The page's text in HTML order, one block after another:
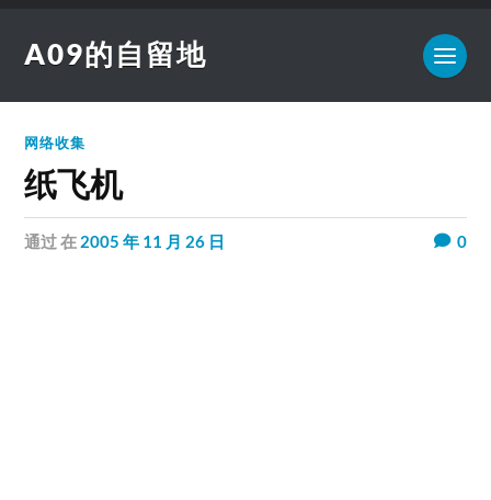
A09的自留地
网络收集
纸飞机
通过在 2005 年 11 月 26 日 0